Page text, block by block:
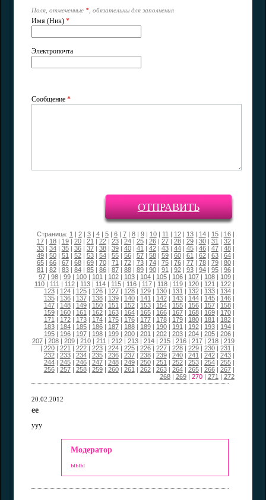
Поля, отмеченные * , обязательны для заполнения
Имя (Ник)*
Электропочта
Сообщение*
ОТПРАВИТЬ
Страница: 1 | 2| 3| 4| 5| 6| 7| 8| 9| 10| 11 | 12| 13| 14| 15| 16|
17| 18| 19| 20| 21 | 22| 23| 24| 25| 26| 27| 28| 29| 30| 31 | 32|
33| 34| 35| 36| 37| 38| 39| 40| 41 | 42| 43| 44| 45| 46| 47| 48|
49| 50| 51 | 52| 53| 54| 55| 56| 57| 58| 59| 60| 61 | 62| 63| 64|
65| 66| 67| 68| 69| 70| 71 | 72| 73| 74| 75| 76| 77| 78| 79| 80|
81 | 82| 83| 84| 85| 86| 87| 88| 89| 90| 91 | 92| 93| 94| 95| 96|
97| 98| 99| 100| 101 | 102| 103| 104| 105| 106| 107| 108| 109|
110| 111 | 112| 113| 114| 115| 116| 117| 118| 119| 120| 121 | 122|
123| 124| 125| 126| 127| 128| 129| 130| 131 | 132| 133| 134|
135| 136| 137| 138| 139| 140| 141 | 142| 143| 144| 145| 146|
147| 148| 149| 150| 151 | 152| 153| 154| 155| 156| 157| 158|
159| 160| 161 | 162| 163| 164| 165| 166| 167| 168| 169| 170|
171 | 172| 173| 174| 175| 176| 177| 178| 179| 180| 181 | 182|
183| 184| 185| 186| 187| 188| 189| 190| 191 | 192| 193| 194|
195| 196| 197| 198| 199| 200| 201 | 202| 203| 204| 205| 206|
207| 208| 209| 210| 211 | 212| 213| 214| 215| 216| 217| 218| 219
| 220| 221 | 222| 223| 224| 225| 226| 227| 228| 229| 230| 231 |
232| 233| 234| 235| 236| 237| 238| 239| 240| 241 | 242| 243|
244| 245| 246| 247| 248| 249| 250| 251 | 252| 253| 254| 255|
256| 257| 258| 259| 260| 261 | 262| 263| 264| 265| 266| 267|
268| 269| 270| 271 | 272
20.02.2012
ее
ууу
Модератор
ыыы